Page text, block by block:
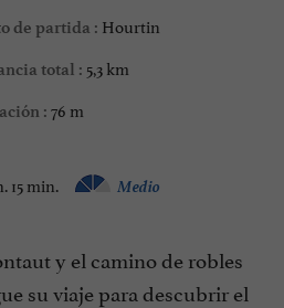
de partida : Hourtin
total : 5,3 km
: 76 m
15 min. Medio
y el camino de robles
su viaje para descubrir el